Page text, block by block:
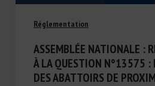
Réglementation
ASSEMBLÉE NATIONALE :
À LA QUESTION N°13575 :
DES ABATTOIRS DE